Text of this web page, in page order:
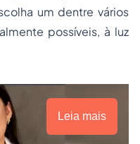
um dentre vários
possíveis, à luz
Leia mais